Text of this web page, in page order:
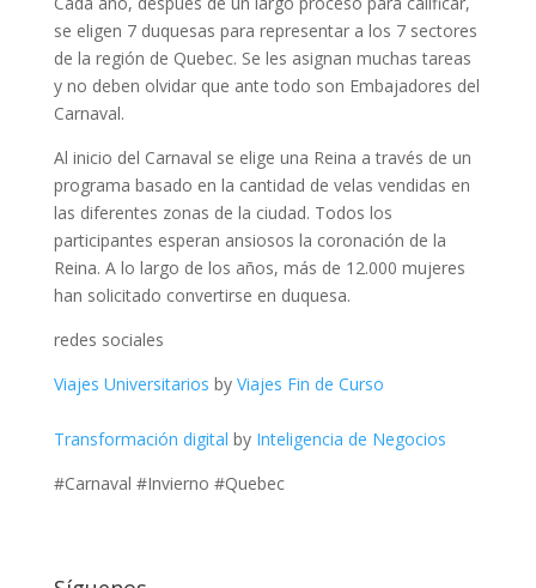
se eligen 7 duquesas para representar a los 7 sectores
de la región de Quebec. Se les asignan muchas tareas
y no deben olvidar que ante todo son Embajadores del
Carnaval.
Al inicio del Carnaval se elige una Reina a través de un
programa basado en la cantidad de velas vendidas en
las diferentes zonas de la ciudad. Todos los
participantes esperan ansiosos la coronación de la
Reina. A lo largo de los años, más de 12.000 mujeres
han solicitado convertirse en duquesa.
redes sociales
Viajes Universitarios by Viajes Fin de Curso
Transformación digital by Inteligencia de Negocios
#Carnaval #Invierno #Quebec